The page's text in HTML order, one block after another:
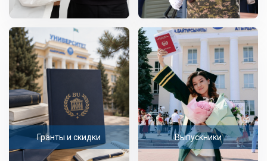
Гранты и скидки Выпускники